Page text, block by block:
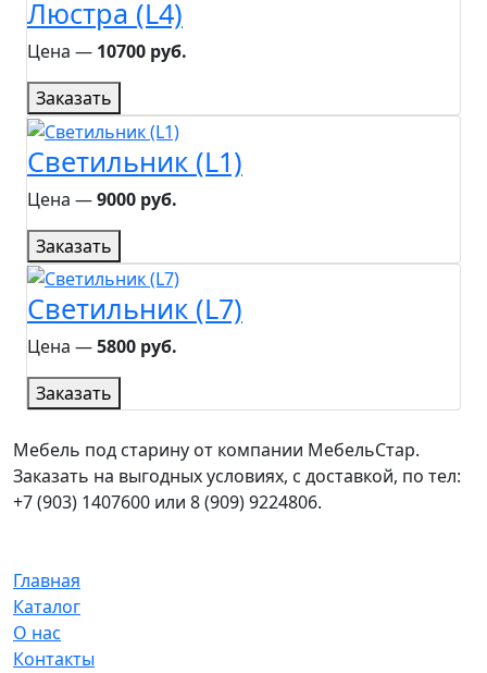
Люстра (L4)
Цена ― 10700 руб.
Заказать
Светильник (L1)
Цена ―9000 руб.
Заказать
Светильник (L7)
Цена ―5800 руб.
Заказать
Мебель под старину от компании МебельСтар.
Заказать на выгодных условиях, с доставкой, по тел:
+7 (903) 1407600 или 8 (909) 9224806.
Главная
Каталог
О нас
Контакты